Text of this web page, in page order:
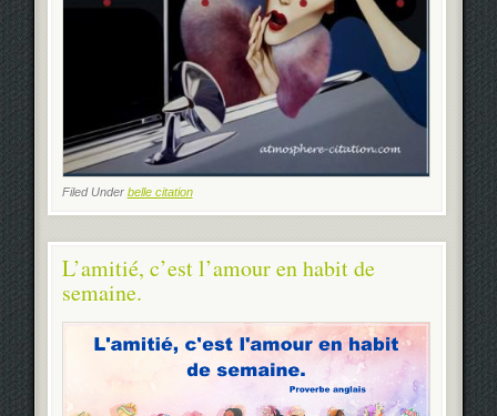
Filed Under belle citation
L’amitié, c’est l’amour en habit de
semaine.